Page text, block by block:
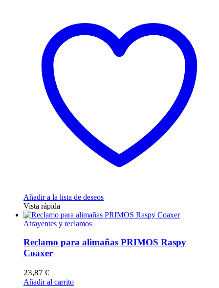
Añadir a la lista de deseos
Vista rápida
Atrayentes y reclamos
Reclamo para alimañas PRIMOS Raspy
Coaxer
23,87 €
Añadir al carrito